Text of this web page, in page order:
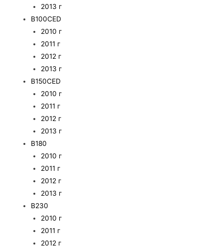
2013 г
B100CED
2010 г
2011 г
2012 г
2013 г
B150CED
2010 г
2011 г
2012 г
2013 г
B180
2010 г
2011 г
2012 г
2013 г
B230
2010 г
2011 г
2012 г